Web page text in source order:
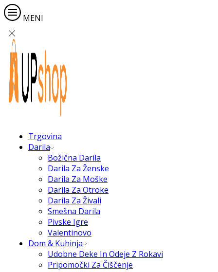
MENI
Trgovina
Darila
Božična Darila
Darila Za Ženske
Darila Za Moške
Darila Za Otroke
Darila Za Živali
Smešna Darila
Pivske Igre
Valentinovo
Dom & Kuhinja
Udobne Deke In Odeje Z Rokavi
Pripomočki Za Čiščenje